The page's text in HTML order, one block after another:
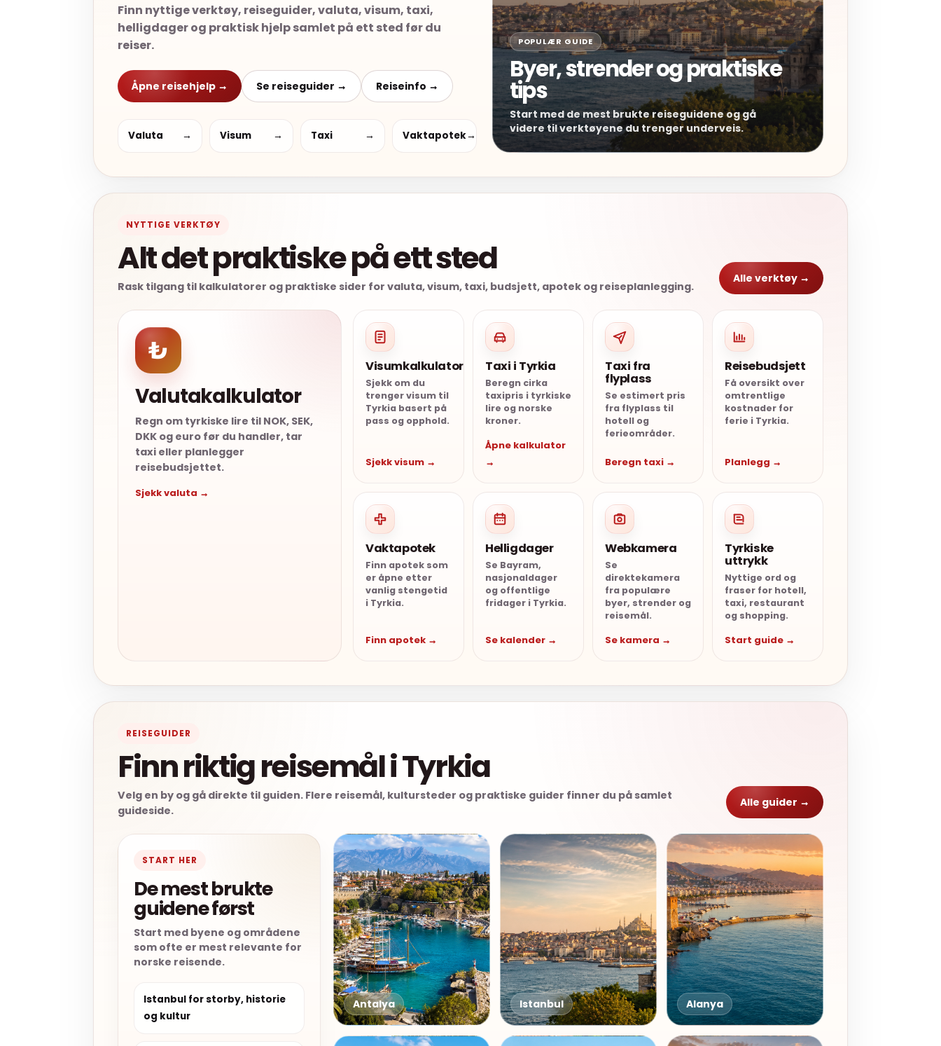
Finn nyttige verktøy, reiseguider, valuta, visum, taxi,
helligdager og praktisk hjelp samlet på ett sted før du
reiser.
Åpne reisehjelp → Se reiseguider → Reiseinfo →
Valuta → Visum → Taxi → Vaktapotek→
POPULÆR GUIDE
Byer, strender og praktiske
tips
Start med de mest brukte reiseguidene og gå
videre til verktøyene du trenger underveis.
NYTTIGE VERKTØY
Alt det praktiske på ett sted
Rask tilgang til kalkulatorer og praktiske sider for valuta, visum, taxi, budsjett, apotek og reiseplanlegging.
Alle verktøy →
₺
Valutakalkulator
Regn om tyrkiske lire til NOK, SEK,
DKK og euro før du handler, tar
taxi eller planlegger
reisebudsjettet.
Sjekk valuta →
Visumkalkulator
Sjekk om du
trenger visum til
Tyrkia basert på
pass og opphold.
Sjekk visum →
Taxi i Tyrkia
Beregn cirka
taxipris i tyrkiske
lire og norske
kroner.
Åpne kalkulator
→
Taxi fra
flyplass
Se estimert pris
fra flyplass til
hotell og
ferieområder.
Beregn taxi →
Reisebudsjett
Få oversikt over
omtrentlige
kostnader for
ferie i Tyrkia.
Planlegg →
Vaktapotek
Finn apotek som
er åpne etter
vanlig stengetid
i Tyrkia.
Finn apotek →
Helligdager
Se Bayram,
nasjonaldager
og offentlige
fridager i Tyrkia.
Se kalender →
Webkamera
Se
direktekamera
fra populære
byer, strender og
reisemål.
Se kamera →
Tyrkiske
uttrykk
Nyttige ord og
fraser for hotell,
taxi, restaurant
og shopping.
Start guide →
REISEGUIDER
Finn riktig reisemål i Tyrkia
Velg en by og gå direkte til guiden. Flere reisemål, kultursteder og praktiske guider finner du på samlet
guideside.
Alle guider →
START HER
De mest brukte
guidene først
Start med byene og områdene
som ofte er mest relevante for
norske reisende.
Istanbul for storby, historie
og kultur
Antalya Istanbul Alanya